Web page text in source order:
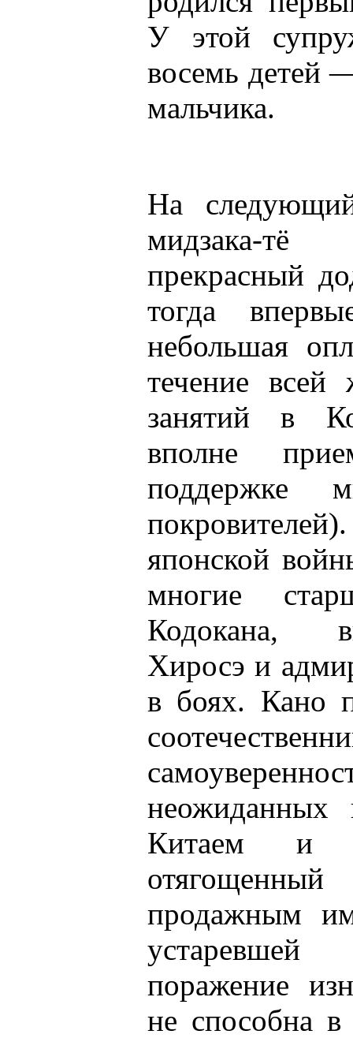
У этой
восемь детей
мальчика.
На
мидзака-
прекрасный
тогда
небольшая
течение всей
занятий в
вполне
поддержке
японской
многие
Кодокана,
Хиросэ и
в боях. Кано
Китаем и
продажным
поражение
не способна в